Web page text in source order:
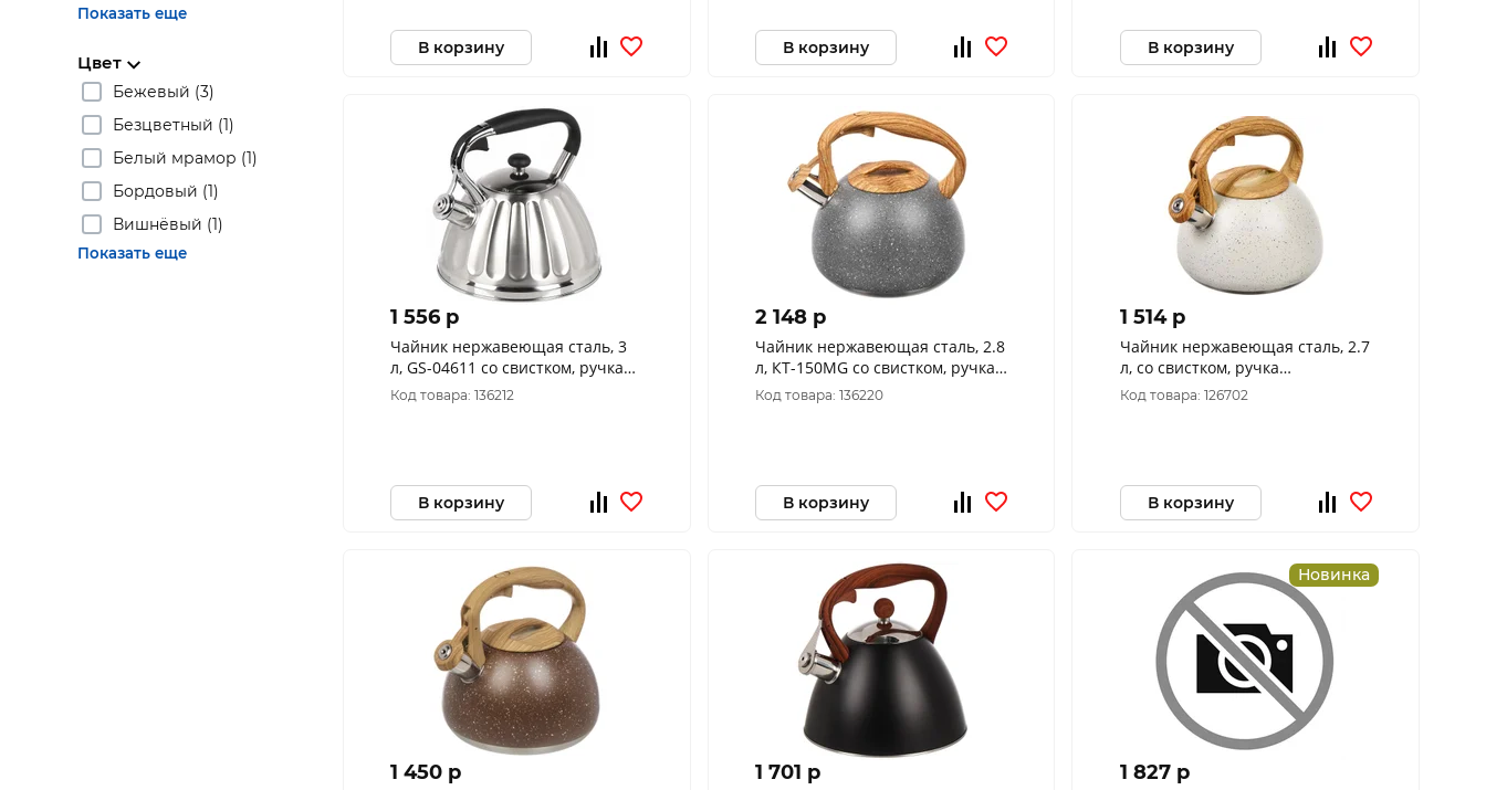
Показать еще
Цвет
Бежевый (3)
Безцветный (1)
Белый мрамор (1)
Бордовый (1)
Вишнёвый (1)
Показать еще
В корзину В корзину В корзину
1 556 p
Чайник нержавеющая сталь, 3
л, GS-04611 со свистком, ручка
бакелитовая, Daniks, индукция
Код товара: 136212
В корзину
2 148 p
Чайник нержавеющая сталь, 2.8
л, КТ-150MG со свистком, ручка
soft touch, Катунь, Гранит,
индукция
Код товара: 136220
В корзину
1 514 p
Чайник нержавеющая сталь, 2.7
л, со свистком, ручка
бакелитовая в цвет дерева,
Daniks, GS-04049H
Код товара: 126702
В корзину
1 450 p 1 701 p
Новинка
1 827 p